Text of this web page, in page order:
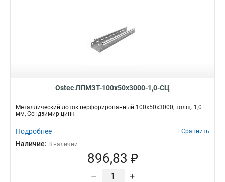
Ostec ЛПМЗТ-100х50х3000-1,0-СЦ
Металлический лоток перфорированный 100х50х3000, толщ. 1,0
мм, Сендзимир цинк
Подробнее Сравнить
Наличие: В наличии
896,83 ₽
– +